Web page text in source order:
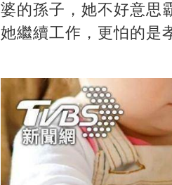
婆的孫子，她不好意思
她繼續工作，更怕的是